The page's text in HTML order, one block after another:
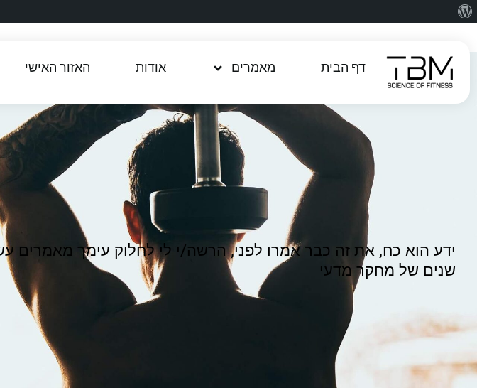
דף הבית מאמרים אודות האזור האישי
ידע הוא כח, את זה כבר אמרו לפני, הרשה/י לי לחלוק עימך מאמרים
שנים של מחקר מדעי